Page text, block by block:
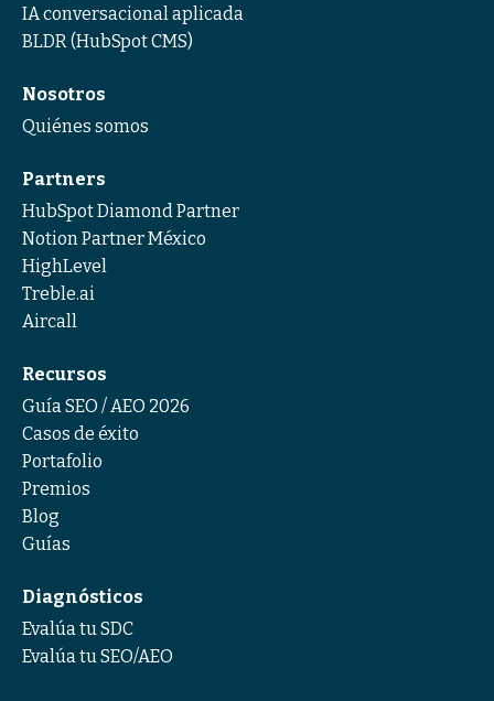
IA conversacional aplicada
BLDR (HubSpot CMS)
Nosotros
Quiénes somos
Partners
HubSpot Diamond Partner
Notion Partner México
HighLevel
Treble.ai
Aircall
Recursos
Guía SEO / AEO 2026
Casos de éxito
Portafolio
Premios
Blog
Guías
Diagnósticos
Evalúa tu SDC
Evalúa tu SEO/AEO